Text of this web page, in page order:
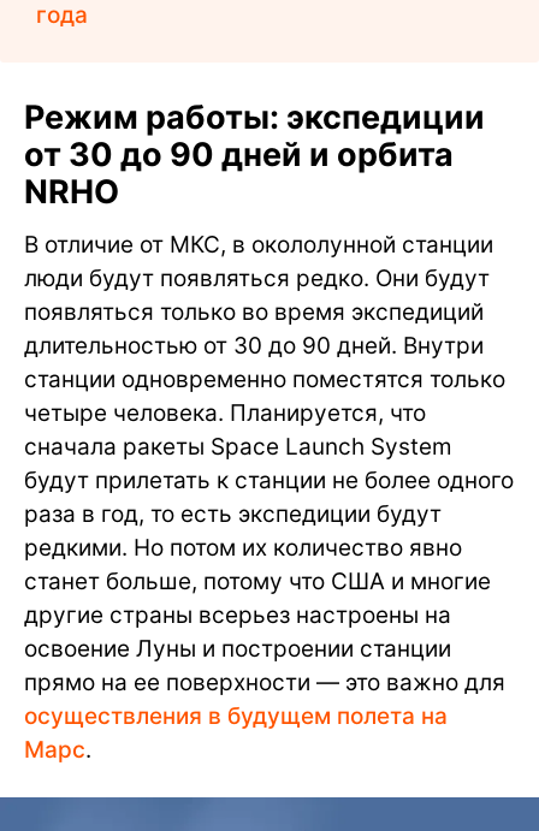
года
Режим работы: экспедиции
от 30 до 90 дней и орбита
NRHO
В отличие от МКС, в окололунной станции
люди будут появляться редко. Они будут
появляться только во время экспедиций
длительностью от 30 до 90 дней. Внутри
станции одновременно поместятся только
четыре человека. Планируется, что
сначала ракеты Space Launch System
будут прилетать к станции не более одного
раза в год, то есть экспедиции будут
редкими. Но потом их количество явно
станет больше, потому что США и многие
другие страны всерьез настроены на
освоение Луны и построении станции
прямо на ее поверхности — это важно для
осуществления в будущем полета на
Марс.